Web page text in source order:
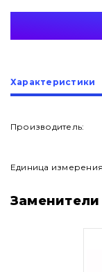
О нас
Характеристики
Производитель:
Единица
Заменители